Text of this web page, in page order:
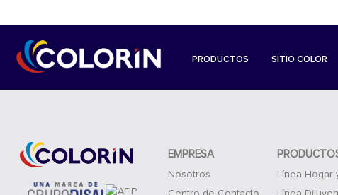
PRODUCTOS SITIO COLOR
EMPRESA
Nosotros
Línea Hogar